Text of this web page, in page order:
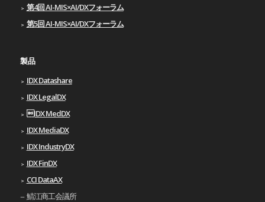
第4回 AI-MIS×AI/DXフォーラム
第5回 AI-MIS×AI/DXフォーラム
製品
IDX Datashare
IDX LegalDX
IDX MedDX
IDX MediaDX
IDX IndustryDX
IDX FinDX
CCI DataAX
鯖江商工会議所